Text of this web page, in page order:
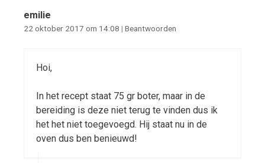
emilie
22 oktober 2017 om 14:08 | Beantwoorden
Hoi,
In het recept staat 75 gr boter, maar in de
bereiding is deze niet terug te vinden dus ik
het het niet toegevoegd. Hij staat nu in de
oven dus ben benieuwd!